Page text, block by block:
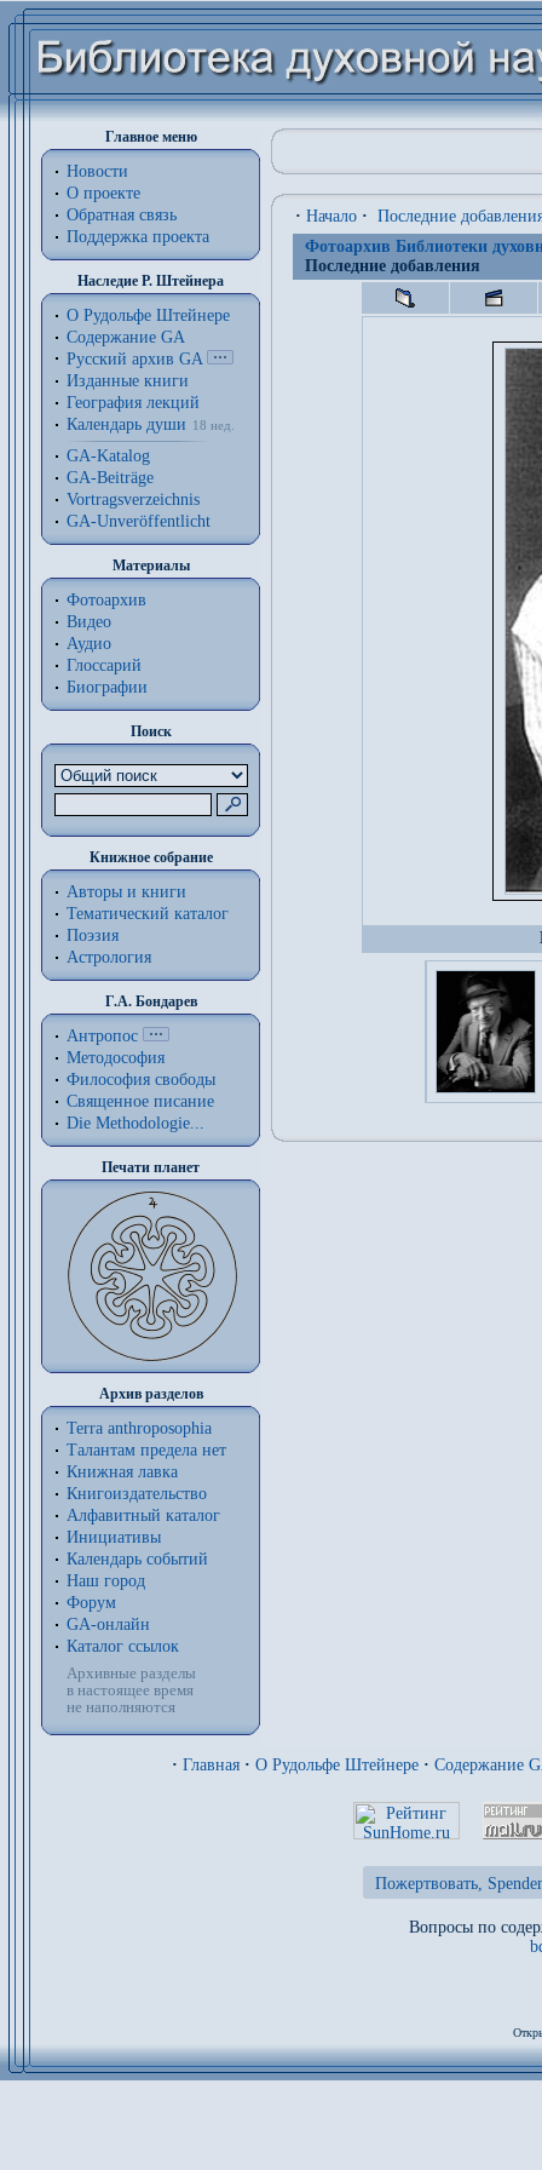
Главное меню
Новости
О проекте
Обратная связь
Поддержка проекта
Наследие Р. Штейнера
О Рудольфе Штейнере
Содержание GA
Русский архив GA
Изданные книги
География лекций
Календарь души
18 нед.
GA-Katalog
GA-Beiträge
Vortragsverzeichnis
GA-Unveröffentlicht
Материалы
Фотоархив
Видео
Аудио
Глоссарий
Биографии
Поиск
Книжное собрание
Авторы и книги
Тематический каталог
Поэзия
Астрология
Г.А. Бондарев
Антропос
Методософия
Философия cвободы
Священное писание
Die Methodologie...
Печати планет
Архив разделов
Terra anthroposophia
Талантам предела нет
Книжная лавка
Книгоиздательство
Алфавитный каталог
Инициативы
Календарь событий
Наш город
Форум
GA-онлайн
Каталог ссылок
Архивные разделы
в настоящее время
не наполняются
· Начало · Последние
Фотоархив Библиотеки
Последние добавления
· Главная · О Рудольфе Штейнере · Содержание
Пожертвовать,
Вопросы по